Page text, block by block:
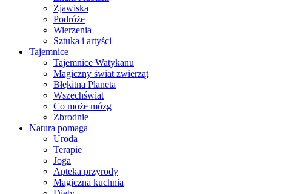
Zjawiska
Podróże
Wierzenia
Sztuka i artyści
Tajemnice
Tajemnice Watykanu
Magiczny świat zwierząt
Błękitna Planeta
Wszechświat
Co może mózg
Zbrodnie
Natura pomaga
Uroda
Terapie
Joga
Apteka przyrody
Magiczna kuchnia